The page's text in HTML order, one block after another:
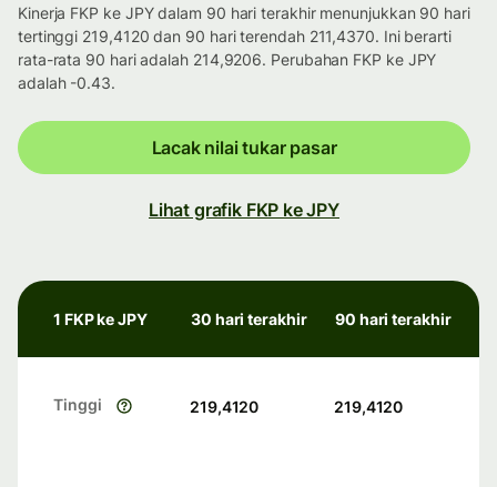
Kinerja FKP ke JPY dalam 90 hari terakhir menunjukkan 90 hari
tertinggi 219,4120 dan 90 hari terendah 211,4370. Ini berarti
rata-rata 90 hari adalah 214,9206. Perubahan FKP ke JPY
adalah -0.43.
Lacak nilai tukar pasar
Lihat grafik FKP ke JPY
1 FKP ke JPY 30 hari terakhir 90 hari terakhir
Tinggi 219,4120 219,4120